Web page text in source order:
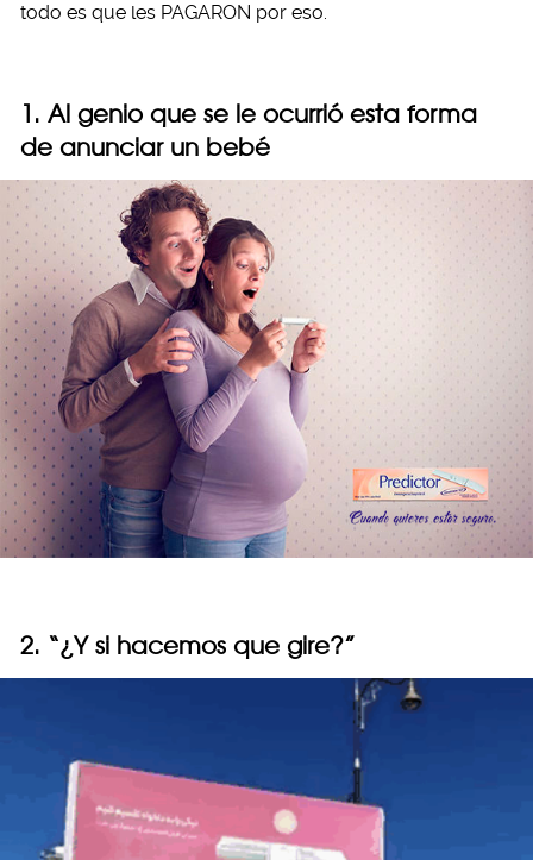
todo es que les PAGARON por eso.
1. Al genio que se le ocurrió esta forma
de anunciar un bebé
2. “¿Y si hacemos que gire?”